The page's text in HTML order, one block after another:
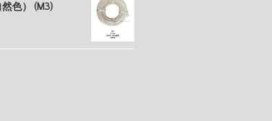
色） (M3)